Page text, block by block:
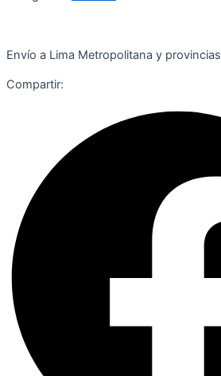
Envío a Lima Metropolitana y provincias
Compartir: